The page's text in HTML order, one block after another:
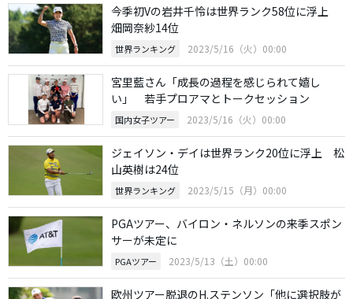
今季初Vの岩井千怜は世界ランク58位に浮上
畑岡奈紗14位
世界ランキング 2023/5/16（火）00:00
宮里藍さん「成長の過程を感じられて嬉し
い」 若手プロアマとトークセッション
国内女子ツアー 2023/5/16（火）00:00
ジェイソン・デイは世界ランク20位に浮上 松
山英樹は24位
世界ランキング 2023/5/15（月）00:00
PGAツアー、バイロン・ネルソンの来季スポン
サーが未定に
PGAツアー 2023/5/13（土）00:00
欧州ツアー脱退のH.ステンソン「他に選択肢が